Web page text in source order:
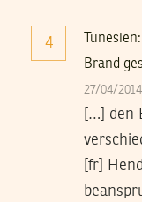
4
Brand
27/04/
[…] den
[fr]